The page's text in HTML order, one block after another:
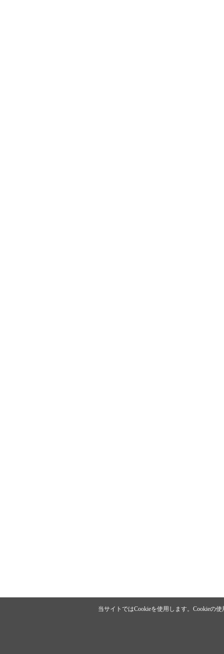
当サイトではCookieを使用します。Cookieの